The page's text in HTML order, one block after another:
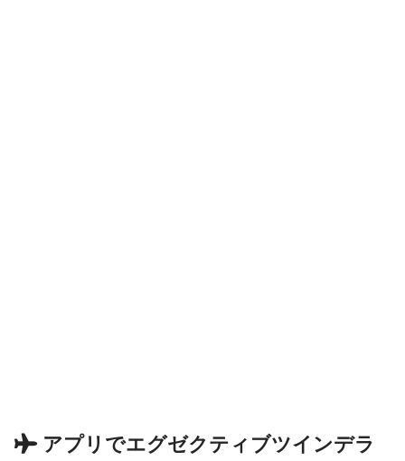
アプリでエグゼクティブツインデラ